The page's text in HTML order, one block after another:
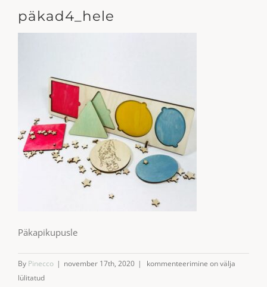
päkad4_hele
Päkapikupusle
By Pinecco | november 17th, 2020 | päkad4_hele
kommenteerimine on välja
lülitatud